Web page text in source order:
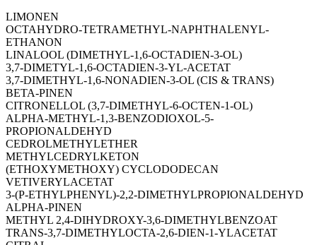
LIMONEN
OCTAHYDRO-TETRAMETHYL-NAPHTHALENYL-
ETHANON
LINALOOL (DIMETHYL-1,6-OCTADIEN-3-OL)
3,7-DIMETYL-1,6-OCTADIEN-3-YL-ACETAT
3,7-DIMETHYL-1,6-NONADIEN-3-OL (CIS & TRANS)
BETA-PINEN
CITRONELLOL (3,7-DIMETHYL-6-OCTEN-1-OL)
ALPHA-METHYL-1,3-BENZODIOXOL-5-
PROPIONALDEHYD
CEDROLMETHYLETHER
METHYLCEDRYLKETON
(ETHOXYMETHOXY) CYCLODODECAN
VETIVERYLACETAT
3-(P-ETHYLPHENYL)-2,2-DIMETHYLPROPIONALDEHYD
ALPHA-PINEN
METHYL 2,4-DIHYDROXY-3,6-DIMETHYLBENZOAT
TRANS-3,7-DIMETHYLOCTA-2,6-DIEN-1-YLACETAT